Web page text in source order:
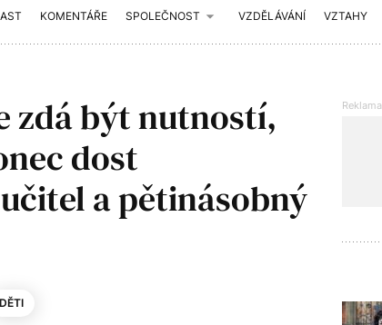
KOMENTÁŘE SPOLEČNOST VZDĚLÁVÁNÍ VZTAHY
zdá být nutností,
dost
a pětinásobný
DĚTI